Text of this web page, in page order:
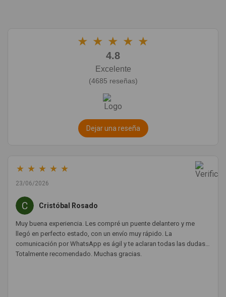
★ ★ ★ ★ ★
4.8
Excelente
(4685 reseñas)
Dejar una reseña
★ ★ ★ ★ ★
23/06/2026
Cristóbal Rosado
Muy buena experiencia. Les compré un puente delantero y me
llegó en perfecto estado, con un envío muy rápido. La
comunicación por WhatsApp es ágil y te aclaran todas las dudas.
Totalmente recomendado. Muchas gracias.